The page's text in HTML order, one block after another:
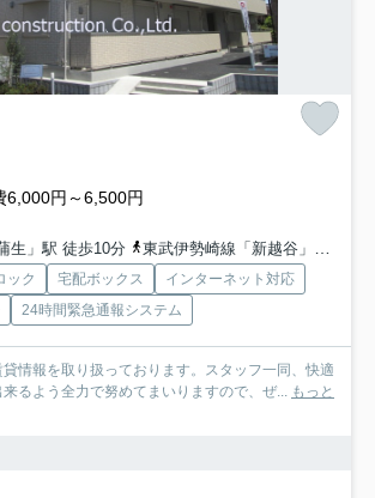
6,000円～6,500円
生」駅 徒歩10分
東武伊勢崎線「新越谷」駅 徒歩22分
ック 宅配ボックス
インターネット対応
24時間緊急通報システム
情報を取り扱っております。スタッフ一同、快適
るよう全力で努めてまいりますので、ぜ... もっと